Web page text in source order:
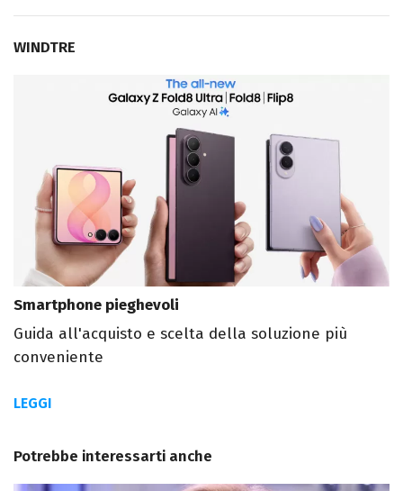
WINDTRE
Smartphone pieghevoli
Guida all'acquisto e scelta della soluzione più
conveniente
LEGGI
Potrebbe interessarti anche